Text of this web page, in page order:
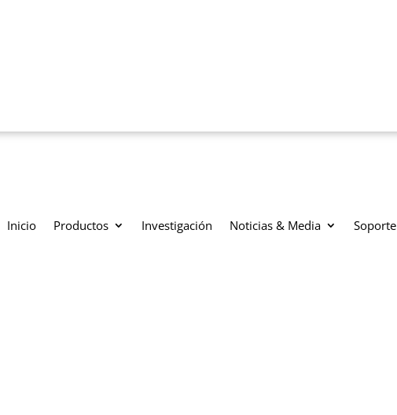
Inicio Productos Investigación Noticias & Media Soporte